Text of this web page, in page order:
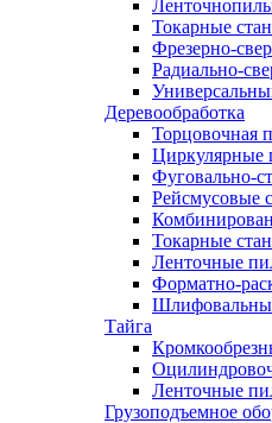
Токарные
Фрезерно-
Радиально-
Деревообработка
Торцовочная
Циркулярные
Фуговально-
Рейсмусовые
Токарные
Ленточные
Форматно-
Тайга
Ленточные
Грузоподъемное